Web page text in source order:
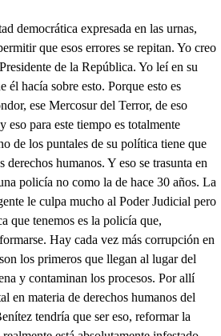
democrática expresada en las urnas,
que esos errores se repitan. Yo creo
de la República. Yo leí en su
él hacía sobre esto. Porque esto es
ese Mercosur del Terror, de eso
eso para este tiempo es totalmente
de los puntales de su política tiene que
derechos humanos. Y eso se trasunta en
policía no como la de hace 30 años. La
le culpa mucho al Poder Judicial pero
que tenemos es la policía que,
Hay cada vez más corrupción en
los primeros que llegan al lugar del
y contaminan los procesos. Por allí
en materia de derechos humanos del
tendría que ser eso, reformar la